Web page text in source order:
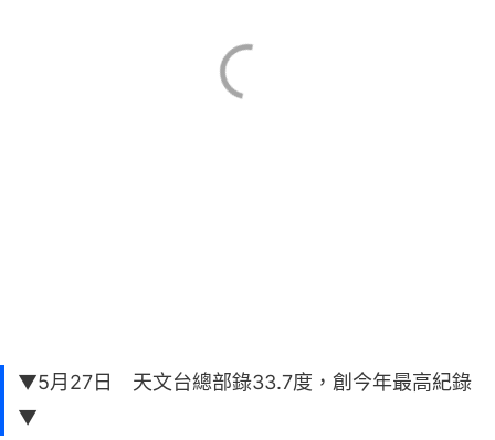
▼5月27日 天文台總部錄33.7度，創今年最高紀錄
▼